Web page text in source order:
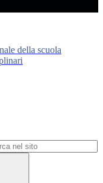
della scuola